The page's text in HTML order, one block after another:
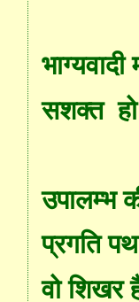
सशक्त
उपालम्भ
प्रगति
वो शिखर